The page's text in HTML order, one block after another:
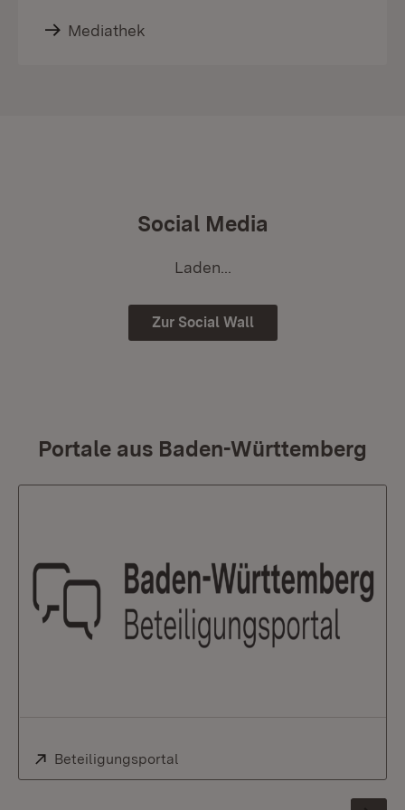
Mediathek
Social Media
Laden...
Zur Social Wall
Portale aus Baden-Württemberg
Extern:
Beteiligungsportal